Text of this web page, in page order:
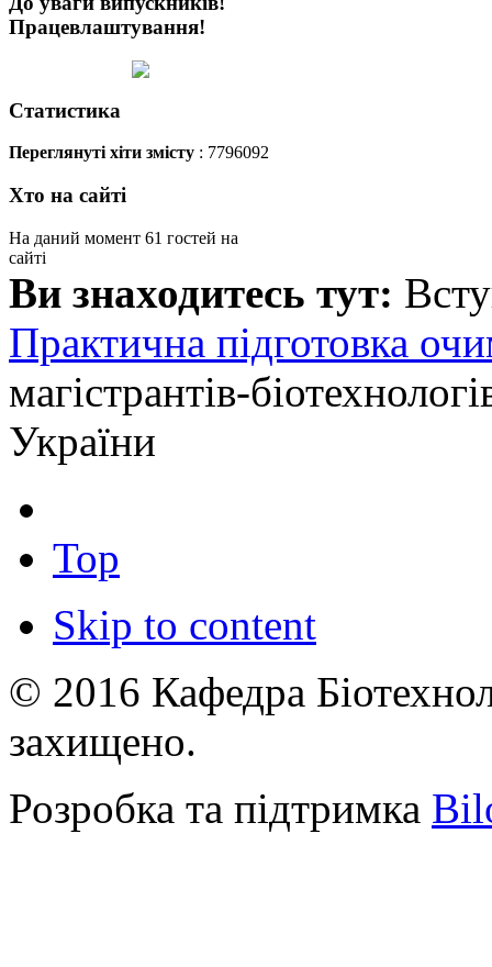
Працевлаштування!
Статистика
Переглянуті хіти змісту : 7796092
Хто на сайті
На даний момент 61 гостей на
сайті
Ви знаходитесь тут:
Практична підготовка
магістрантів-
України
Top
Skip to content
© 2016 Кафедра
захищено.
Розробка та підтримка